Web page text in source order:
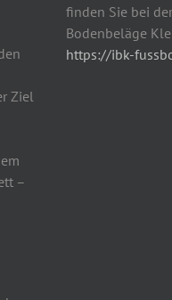
Ziel
–
finden Sie bei
Bodenbeläge
https://ibk-